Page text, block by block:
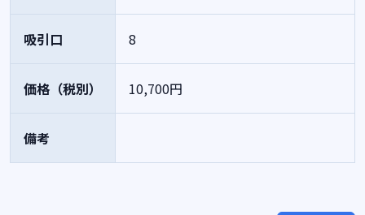
吸引口 8
価格（税別） 10,700円
備考